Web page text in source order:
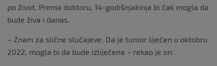
po život. Prema doktoru, 14-godišnjakinja bi čak mogla da
bude živa i danas.
– Znam za slične slučajeve. Da je tumor liječen u oktobru
2022, mogla bi da bude izliječena – rekao je on.